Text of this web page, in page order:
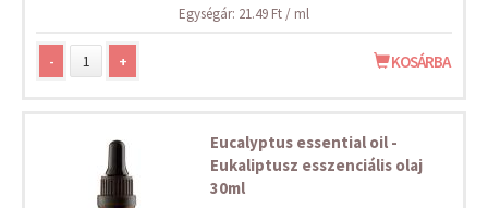
Egységár: 21.49 Ft / ml
- + KOSÁRBA
Eucalyptus essential oil -
Eukaliptusz esszenciális olaj
30ml